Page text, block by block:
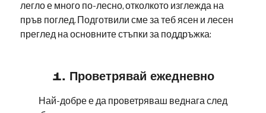
легло е много по-лесно, отколкото изглежда на
пръв поглед. Подготвили сме за теб ясен и лесен
преглед на основните стъпки за поддръжка:
1. Проветрявай ежедневно
Най-добре е да проветряваш веднага след